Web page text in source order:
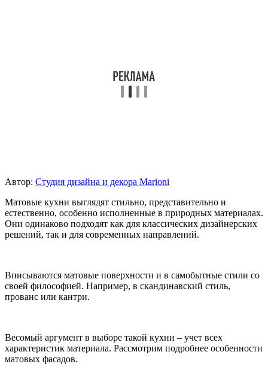
Автор: Студия дизайна и декора Marioni
Матовые кухни выглядят стильно, представительно и
естественно, особенно исполненные в природных материалах.
Они одинаково подходят как для классических дизайнерских
решений, так и для современных направлений.
Вписываются матовые поверхности и в самобытные стили со
своей философией. Например, в скандинавский стиль,
прованс или кантри.
Весомый аргумент в выборе такой кухни – учет всех
характеристик материала. Рассмотрим подробнее особенности
матовых фасадов.